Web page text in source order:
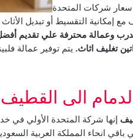
شركات المتحدة
مع إمكانية التقسيط أو تبديل
وعمالة محترفة علي تقديم
تغليف اثاث. يتم توفير عمالة
الى القطيف
إنها شركة المتحدة الأولي في
انحاء المملكة العربية